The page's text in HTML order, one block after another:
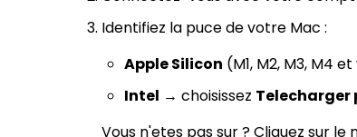
Identifiez la puce de votre Mac :
Apple Silicon (M1, M2, M3, M4
Intel → choisissez Telecharger
Vous n'etes pas sur ? Cliquez sur le